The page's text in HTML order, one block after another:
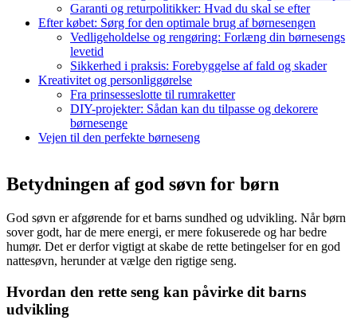
Garanti og returpolitikker: Hvad du skal se efter
Efter købet: Sørg for den optimale brug af børnesengen
Vedligeholdelse og rengøring: Forlæng din børnesengs
levetid
Sikkerhed i praksis: Forebyggelse af fald og skader
Kreativitet og personliggørelse
Fra prinsesseslotte til rumraketter
DIY-projekter: Sådan kan du tilpasse og dekorere
børnesenge
Vejen til den perfekte børneseng
Betydningen af god søvn for børn
God søvn er afgørende for et barns sundhed og udvikling. Når børn
sover godt, har de mere energi, er mere fokuserede og har bedre
humør. Det er derfor vigtigt at skabe de rette betingelser for en god
nattesøvn, herunder at vælge den rigtige seng.
Hvordan den rette seng kan påvirke dit barns
udvikling